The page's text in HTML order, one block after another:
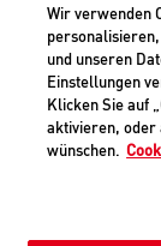
AGBs
Wir verwenden
und unseren
Einstellungen
Klicken Sie auf
aktivieren, oder
wünschen.